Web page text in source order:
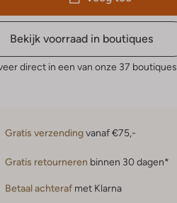
Bekijk voorraad in boutiques
direct in een van onze 37 boutiques
Gratis verzendingvanaf €75,-
Gratis retourneren binnen 30 dagen*
Betaal achteraf met Klarna